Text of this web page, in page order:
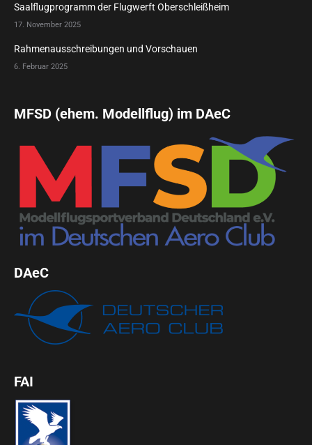
Saalflugprogramm der Flugwerft Oberschleißheim
17. November 2025
Rahmenausschreibungen und Vorschauen
6. Februar 2025
MFSD (ehem. Modellflug) im DAeC
DAeC
FAI